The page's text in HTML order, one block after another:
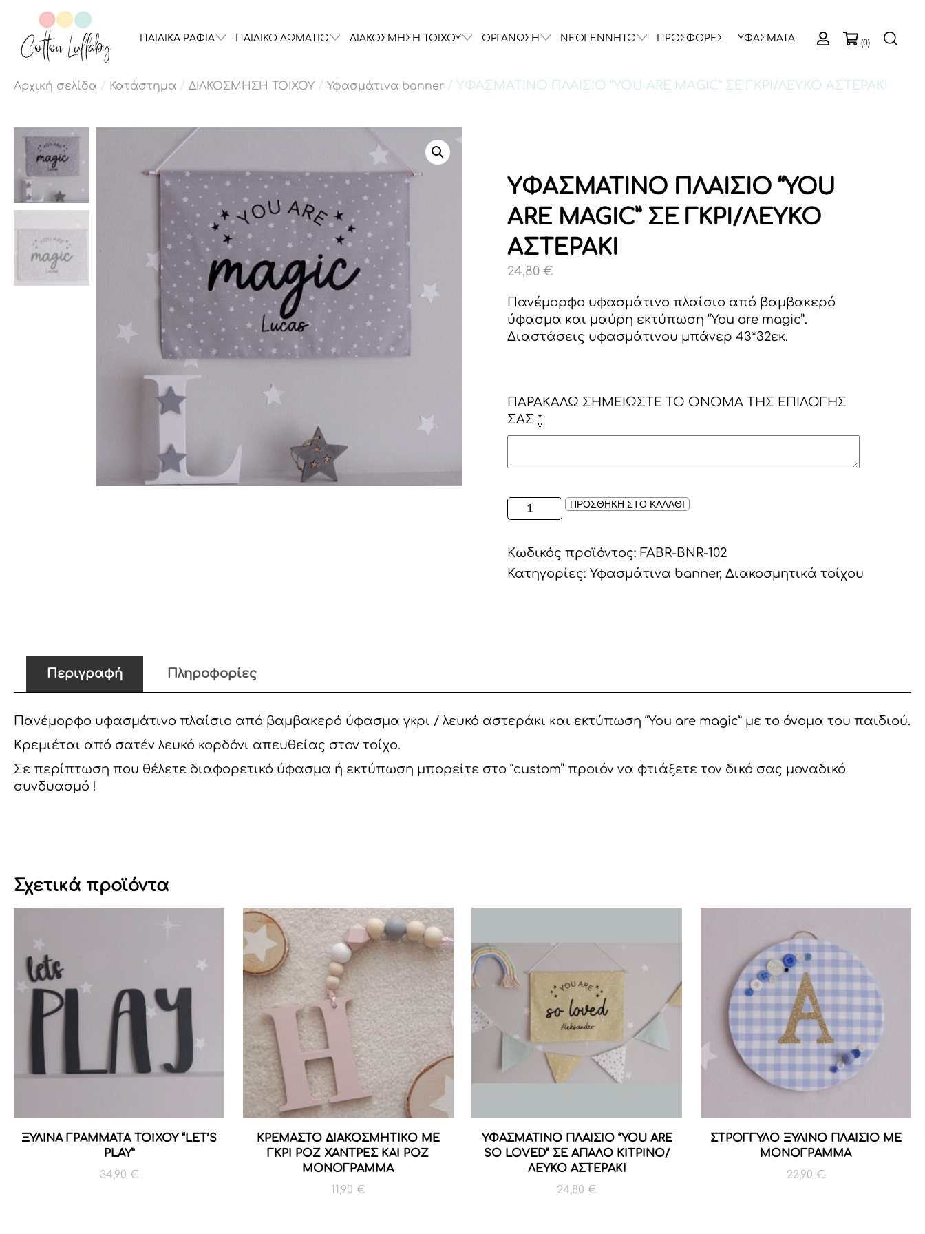
ΠΑΙΔΙΚΑ ΡΑΦΙΑ ΠΑΙΔΙΚΟ ΔΩΜΑΤΙΟ ΔΙΑΚΟΣΜΗΣΗ ΤΟΙΧΟΥ ΟΡΓΑΝΩΣΗ ΝΕΟΓΕΝΝΗΤΟ ΠΡΟΣΦΟΡΕΣ ΥΦΑΣΜΑΤΑ (0)
Αρχική σελίδα / Κατάστημα / ΔΙΑΚΟΣΜΗΣΗ ΤΟΙΧΟΥ / Υφασμάτινα banner / ΥΦΑΣΜΑΤΙΝΟ ΠΛΑΙΣΙΟ “YOU ARE MAGIC” ΣΕ ΓΚΡΙ/ΛΕΥΚΟ ΑΣΤΕΡΑΚΙ
ΥΦΑΣΜΑΤΙΝΟ ΠΛΑΙΣΙΟ “YOU
ARE MAGIC” ΣΕ ΓΚΡΙ/ΛΕΥΚΟ
ΑΣΤΕΡΑΚΙ
24,80€
Πανέμορφο υφασμάτινο πλαίσιο από βαμβακερό
ύφασμα και μαύρη εκτύπωση “You are magic”.
Διαστάσεις υφασμάτινου μπάνερ 43*32εκ.
ΠΑΡΑΚΑΛΩ ΣΗΜΕΙΩΣΤΕ ΤΟ ΟΝΟΜΑ ΤΗΣ ΕΠΙΛΟΓΗΣ
ΣΑΣ *
ΥΦΑΣΜΑΤΙΝΟ
ΠΛΑΙΣΙΟ
ARE
MAGIC"
ΠΡΟΣΘΗΚΗ ΣΤΟ ΚΑΛΑΘΙ
Κωδικός προϊόντος:FABR-BNR-102
Κατηγορίες:Υφασμάτινα banner,Διακοσμητικά τοίχου
Περιγραφή Πληροφορίες
Πανέμορφο υφασμάτινο πλαίσιο από βαμβακερό ύφασμα γκρι / λευκό αστεράκι και εκτύπωση “You are magic” με το όνομα του παιδιού.
Κρεμιέται από σατέν λευκό κορδόνι απευθείας στον τοίχο.
Σε περίπτωση που θέλετε διαφορετικό ύφασμα ή εκτύπωση μπορείτε στο “custom” προιόν να φτιάξετε τον δικό σας μοναδικό
συνδυασμό !
Σχετικά προϊόντα
ΞΥΛΙΝΑ ΓΡΑΜΜΑΤΑ ΤΟΙΧΟΥ “LET’S
PLAY”
34,90 €
ΚΡΕΜΑΣΤΟ ΔΙΑΚΟΣΜΗΤΙΚΟ ΜΕ
ΓΚΡΙ ΡΟΖ ΧΑΝΤΡΕΣ ΚΑΙ ΡΟΖ
ΜΟΝΟΓΡΑΜΜΑ
11,90 €
ΥΦΑΣΜΑΤΙΝΟ ΠΛΑΙΣΙΟ “YOU ARE
SO LOVED” ΣΕ ΑΠΑΛΟ ΚΙΤΡΙΝΟ/
ΛΕΥΚΟ ΑΣΤΕΡΑΚΙ
24,80€
ΣΤΡΟΓΓΥΛΟ ΞΥΛΙΝΟ ΠΛΑΙΣΙΟ ΜΕ
MONOΓΡΑΜΜΑ
22,90 €